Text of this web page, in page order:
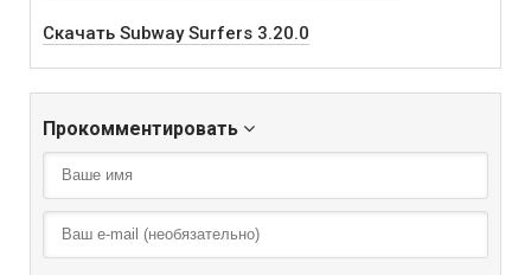
Скачать Subway Surfers 3.20.0
Прокомментировать